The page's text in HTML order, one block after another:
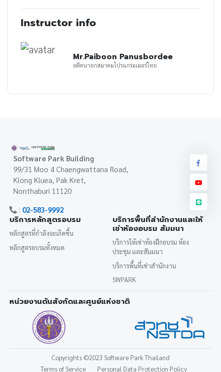
Instructor info
Mr.Paiboon Panusbordee
อดีตนายกสมาคมโปรแกรมเมอร์ไทย
Software Park Building
99/31 Moo 4 Chaengwattana Road,
Klong Kluea, Pak Kret,
Nonthaburi 11120
: 02-583-9992
บริการหลักสูตรอบรม
หลักสูตรที่กำลังจะเกิดขึ้น
หลักสูตรอบรมทั้งหมด
บริการพื้นที่สำนักงานและให้
เช่าห้องอบรม สัมมนา
บริการให้เช่าห้องฝึกอบรม ห้อง
ประชุม และสัมมนา
บริการพื้นที่เช่าสำนักงาน
SWPARK
หน่วยงานต้นสังกัดและศูนย์แห่งชาติ
Copyrights ©2023 Software Park Thailand
Terms of Service
Personal Data Protection Policy